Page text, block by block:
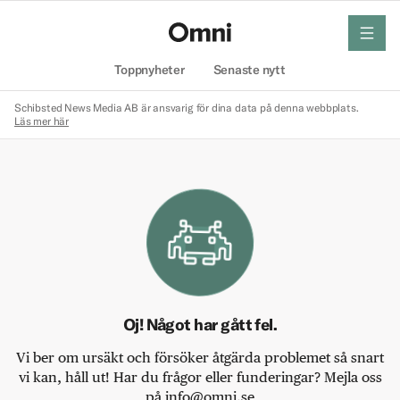
Toppnyheter Senaste nytt
meny
Schibsted News Media AB är ansvarig för dina data på denna webbplats.
Läs mer här
Oj! Något har gått fel.
Vi ber om ursäkt och försöker åtgärda problemet så snart
vi kan, håll ut! Har du frågor eller funderingar? Mejla oss